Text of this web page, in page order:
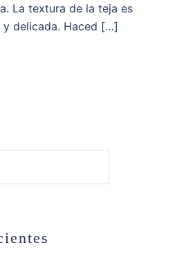
La textura de la teja es
y delicada. Haced […]